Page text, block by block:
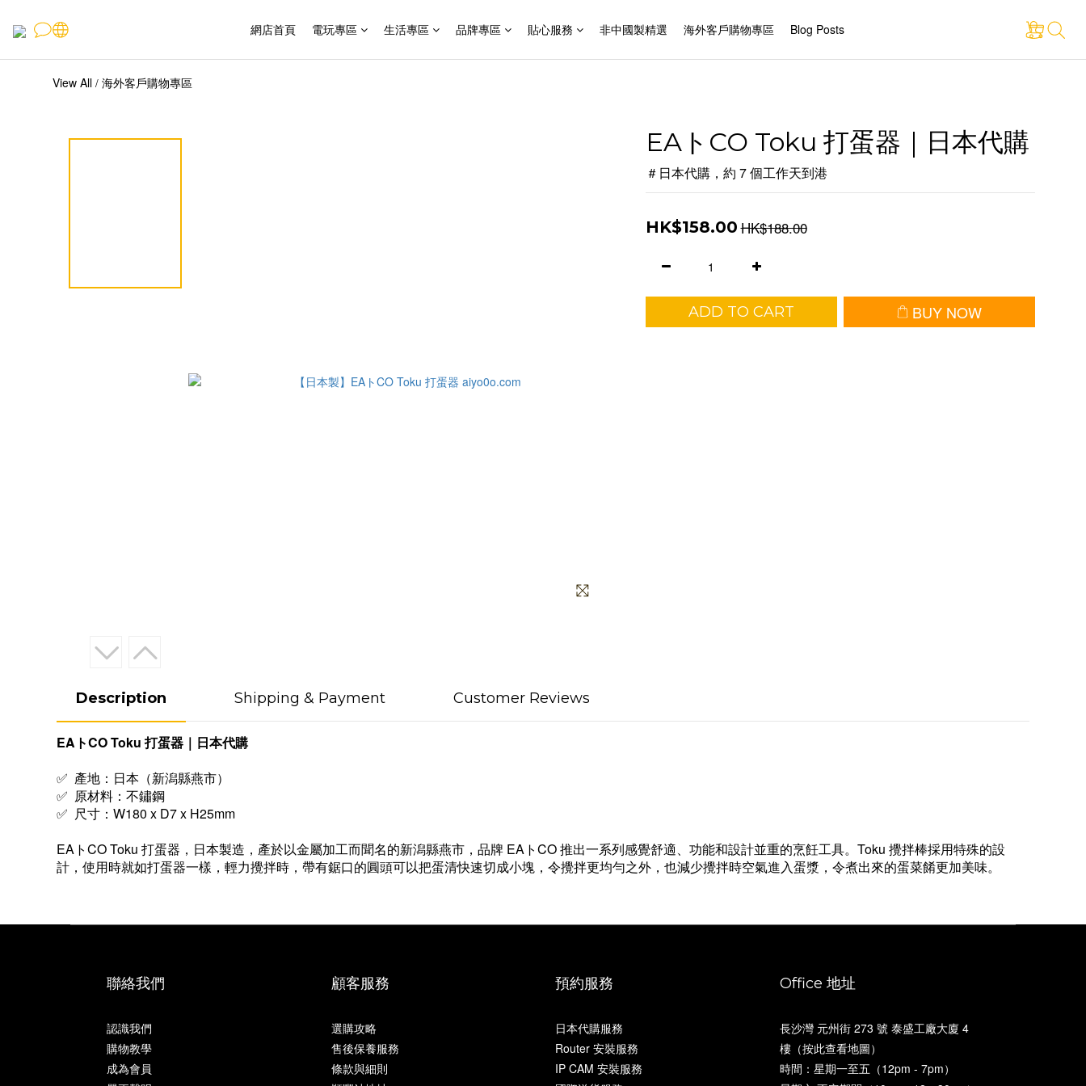
網店首頁 電玩專區 生活專區 品牌專區 貼心服務 非中國製精選 海外客戶購物專區 Blog Posts
View All / 海外客戶購物專區
EAトCO Toku 打蛋器｜日本代購
＃日本代購，約 7 個工作天到港
HK$158.00HK$188.00
ADD TO CART BUY NOW
Description Shipping & Payment Customer Reviews
EAトCO Toku 打蛋器｜日本代購
✅ 產地：日本（新潟縣燕市）
✅ 原材料：不鏽鋼
✅ 尺寸：W180 x D7 x H25mm
EAトCO Toku 打蛋器， 日本製造 ，產於以金屬加工而聞名的新潟縣燕市，品牌 EAトCO 推出一系列感覺舒適、功能和設計並重的烹飪工具。Toku 攪拌棒採用特殊的設
計，使用時就如打蛋器一樣，輕力攪拌時，帶有鋸口的圓頭可以把蛋清快速切成小塊，令攪拌更均勻之外，也減少攪拌時空氣進入蛋漿，令煮出來的蛋菜餚更加美味。
聯絡我們
認識我們
購物教學
成為會員
顧客服務
選購攻略
售後保養服務
條款與細則
預約服務
日本代購服務
Router 安裝服務
IP CAM 安裝服務
Office 地址
長沙灣 元州街 273 號 泰盛工廠大廈 4
樓（按此查看地圖）
時間：星期一至五（12pm - 7pm）